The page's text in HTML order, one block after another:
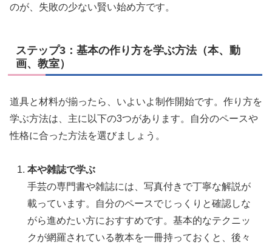
のが、失敗の少ない賢い始め方です。
ステップ3：基本の作り方を学ぶ方法（本、動
画、教室）
道具と材料が揃ったら、いよいよ制作開始です。作り方を
学ぶ方法は、主に以下の3つがあります。自分のペースや
性格に合った方法を選びましょう。
本や雑誌で学ぶ
手芸の専門書や雑誌には、写真付きで丁寧な解説が
載っています。自分のペースでじっくりと確認しな
がら進めたい方におすすめです。基本的なテクニッ
クが網羅されている教本を一冊持っておくと、後々